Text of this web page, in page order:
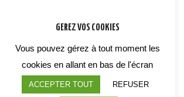
GEREZ VOS COOKIES
Vous pouvez gérez à tout moment les
cookies en allant en bas de l'écran
ACCEPTER TOUT REFUSER